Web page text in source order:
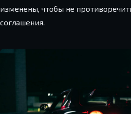
изменены, чтобы не
соглашения.